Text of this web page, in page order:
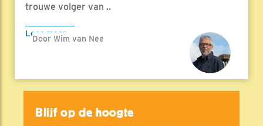
trouwe volger van ..
Lees meer
Door Wim van Nee
Blijf op de hoogte